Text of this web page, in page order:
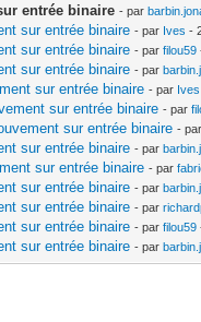
entrée binaire - par
sur entrée binaire - par Ives -
sur entrée binaire - parfilou59
sur entrée binaire - par
sur entrée binaire - par Ives
sur entrée binaire - par
sur entrée binaire - par
sur entrée binaire - par
sur entrée binaire - par
sur entrée binaire - par
sur entrée binaire - par
sur entrée binaire - parfilou59
sur entrée binaire - par